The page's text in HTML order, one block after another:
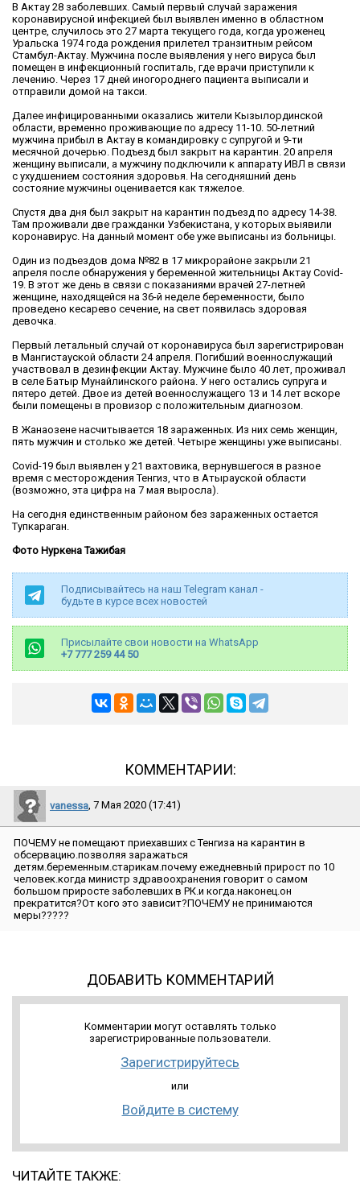
В Актау 28 заболевших. Самый первый случай заражения
коронавирусной инфекцией был выявлен именно в областном
центре, случилось это 27 марта текущего года, когда уроженец
Уральска 1974 года рождения прилетел транзитным рейсом
Стамбул-Актау. Мужчина после выявления у него вируса был
помещен в инфекционный госпиталь, где врачи приступили к
лечению. Через 17 дней иногороднего пациента выписали и
отправили домой на такси.
Далее инфицированными оказались жители Кызылординской
области, временно проживающие по адресу 11-10. 50-летний
мужчина прибыл в Актау в командировку с супругой и 9-ти
месячной дочерью. Подъезд был закрыт на карантин. 20 апреля
женщину выписали, а мужчину подключили к аппарату ИВЛ в связи
с ухудшением состояния здоровья. На сегодняшний день
состояние мужчины оценивается как тяжелое.
Спустя два дня был закрыт на карантин подъезд по адресу 14-38.
Там проживали две гражданки Узбекистана, у которых выявили
коронавирус. На данный момент обе уже выписаны из больницы.
Один из подъездов дома №82 в 17 микрорайоне закрыли 21
апреля после обнаружения у беременной жительницы Актау Сovid-
19. В этот же день в связи с показаниями врачей 27-летней
женщине, находящейся на 36-й неделе беременности, было
проведено кесарево сечение, на свет появилась здоровая
девочка.
Первый летальный случай от коронавируса был зарегистрирован
в Мангистауской области 24 апреля. Погибший военнослужащий
участвовал в дезинфекции Актау. Мужчине было 40 лет, проживал
в селе Батыр Мунайлинского района. У него остались супруга и
пятеро детей. Двое из детей военнослужащего 13 и 14 лет вскоре
были помещены в провизор с положительным диагнозом.
В Жанаозене насчитывается 18 зараженных. Из них семь женщин,
пять мужчин и столько же детей. Четыре женщины уже выписаны.
Covid-19 был выявлен у 21 вахтовика, вернувшегося в разное
время с месторождения Тенгиз, что в Атырауской области
(возможно, эта цифра на 7 мая выросла).
На сегодня единственным районом без зараженных остается
Тупкараган.
Фото Нуркена Тажибая
Подписывайтесь на наш Telegram канал -
будьте в курсе всех новостей
Присылайте свои новости на WhatsApp
+7 777 259 44 50
КОММЕНТАРИИ:
vanessa, 7 Мая 2020 (17:41)
ПОЧЕМУ не помещают приехавших с Тенгиза на карантин в
обсервацию.позволяя заражаться
детям.беременным.старикам.почему ежедневный прирост по 10
человек.когда министр здравоохранения говорит о самом
большом приросте заболевших в РК.и когда.наконец.он
прекратится?От кого это зависит?ПОЧЕМУ не принимаются
меры?????
ДОБАВИТЬ КОММЕНТАРИЙ
Комментарии могут оставлять только
зарегистрированные пользователи.
Зарегистрируйтесь
или
Войдите в систему
ЧИТАЙТЕ ТАКЖЕ: